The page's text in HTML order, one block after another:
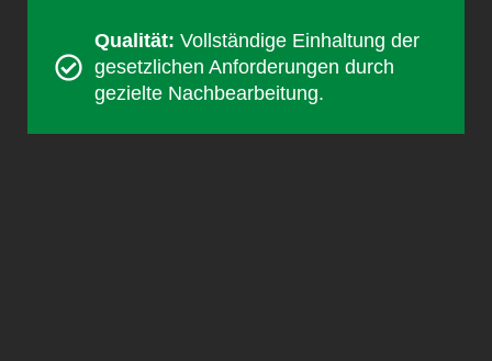
Qualität: Vollständige Einhaltung der
gesetzlichen Anforderungen durch
gezielte Nachbearbeitung.